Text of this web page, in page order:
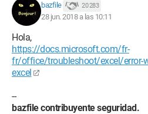
bazfile 20 283
28 jun. 2018 a las 10:11
Hola,
https://docs.microsoft.com/fr-
fr/office/troubleshoot/excel/error-
excel
--
bazfile contribuyente seguridad.